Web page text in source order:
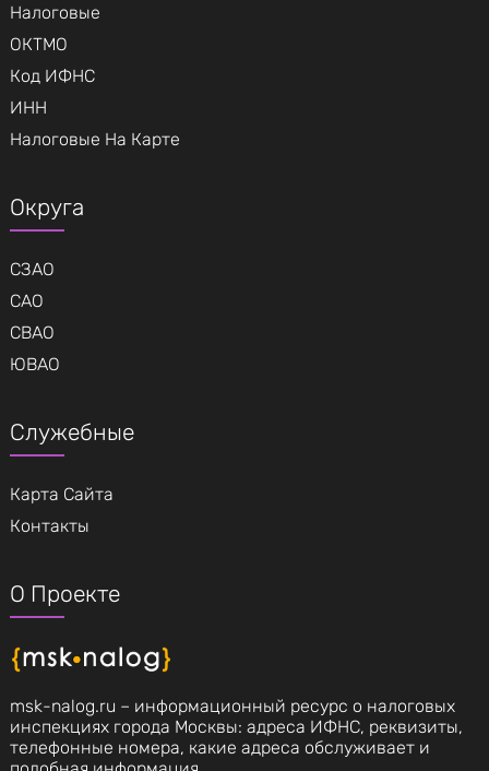
Налоговые
ОКТМО
Код ИФНС
ИНН
Налоговые На Карте
Округа
СЗАО
САО
СВАО
ЮВАО
Служебные
Карта Сайта
Контакты
О Проекте
msk-nalog.ru – информационный ресурс о налоговых
инспекциях города Москвы: адреса ИФНС, реквизиты,
телефонные номера, какие адреса обслуживает и